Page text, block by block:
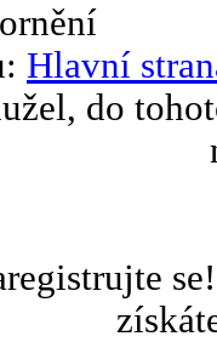
Hlavní
do